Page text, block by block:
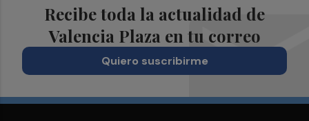
Recibe toda la actualidad de
Valencia Plaza en tu correo
Quiero suscribirme